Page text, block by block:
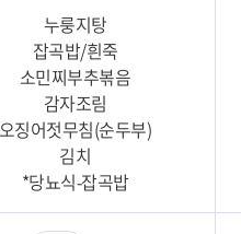
누룽지탕
잡곡밥/흰죽
소민찌부추볶음
감자조림
오징어젓무침(순두부)
김치
*당뇨식-잡곡밥